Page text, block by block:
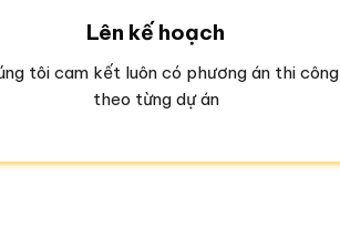
Lên kế hoạch
tôi cam kết luôn có phương án thi công
theo từng dự án